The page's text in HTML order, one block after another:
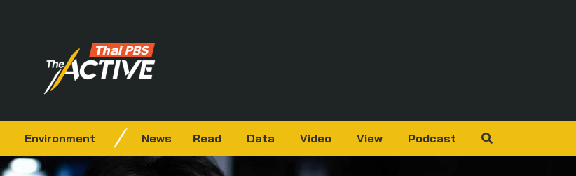
Environment News Read Data Video View Podcast